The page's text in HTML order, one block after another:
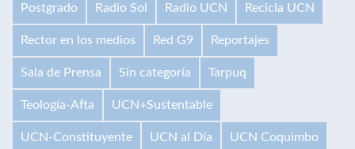
Postgrado Radio Sol Radio UCN Recicla UCN
Rector en los medios Red G9 Reportajes
Sala de Prensa Sin categoría Tarpuq
Teología-Afta UCN+Sustentable
UCN-Constituyente UCN al Día UCN Coquimbo